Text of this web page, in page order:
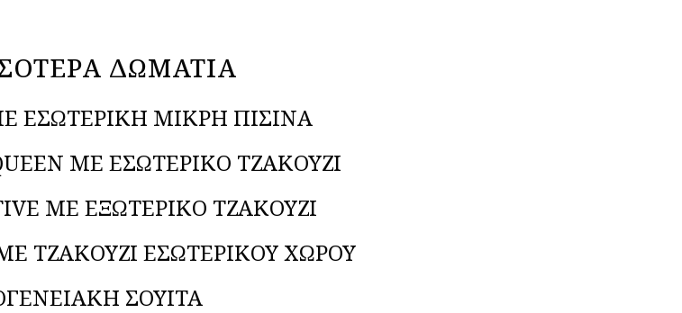
ΔΩΜΑΤΙΑ
ΕΣΩΤΕΡΙΚΗ ΜΙΚΡΗ ΠΙΣΙΝΑ
ΜΕ ΕΣΩΤΕΡΙΚΟ ΤΖΑΚΟΥΖΙ
ΜΕ ΕΞΩΤΕΡΙΚΟ ΤΖΑΚΟΥΖΙ
ΜΕ ΤΖΑΚΟΥΖΙ ΕΣΩΤΕΡΙΚΟΥ ΧΩΡΟΥ
ΣΟΥΙΤΑ